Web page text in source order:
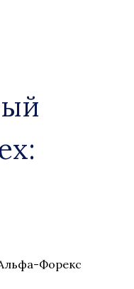
Форекс